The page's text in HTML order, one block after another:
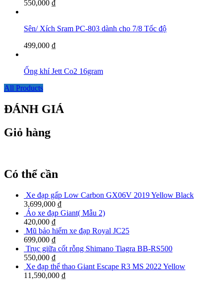
550,000 ₫
Sên/ Xích Sram PC-803 dành cho 7/8 Tốc độ
499,000 ₫
Ống khí Jett Co2 16gram
All Products
ĐÁNH GIÁ
Giỏ hàng
Có thể cần
Xe đạp gấp Low Carbon GX06V 2019 Yellow Black
3,699,000 ₫
Áo xe đạp Giant( Mẫu 2)
420,000 ₫
Mũ bảo hiểm xe đạp Royal JC25
699,000 ₫
Trục giữa cốt rỗng Shimano Tiagra BB-RS500
550,000 ₫
Xe đạp thể thao Giant Escape R3 MS 2022 Yellow
11,590,000 ₫